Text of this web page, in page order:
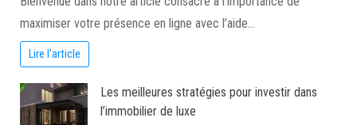
maximiser votre présence en ligne avec l’aide…
Lire l'article
Les meilleures stratégies pour investir dans
l’immobilier de luxe